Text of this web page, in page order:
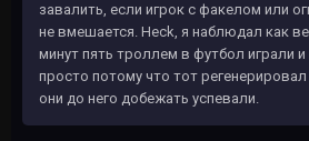
завалить, если игрок с факелом или
не вмешается. Heck, я наблюдал как
минут пять троллем в футбол играли и
просто потому что тот регенерировал
они до него добежать успевали.